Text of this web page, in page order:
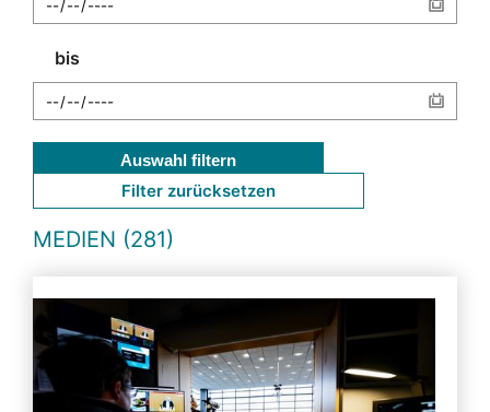
bis
Auswahl filtern
Filter zurücksetzen
MEDIEN (281)